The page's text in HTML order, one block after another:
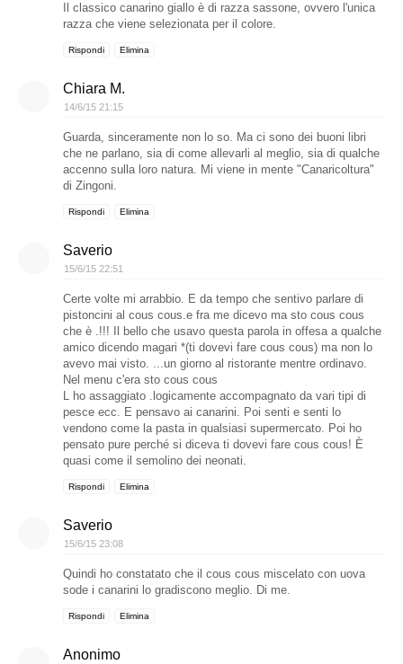
Il classico canarino giallo è di razza sassone, ovvero l'unica
razza che viene selezionata per il colore.
Rispondi Elimina
Chiara M.
14/6/15 21:15
Guarda, sinceramente non lo so. Ma ci sono dei buoni libri
che ne parlano, sia di come allevarli al meglio, sia di qualche
accenno sulla loro natura. Mi viene in mente "Canaricoltura"
di Zingoni.
Rispondi Elimina
Saverio
15/6/15 22:51
Certe volte mi arrabbio. E da tempo che sentivo parlare di
pistoncini al cous cous.e fra me dicevo ma sto cous cous
che è .!!! Il bello che usavo questa parola in offesa a qualche
amico dicendo magari *(ti dovevi fare cous cous) ma non lo
avevo mai visto. ...un giorno al ristorante mentre ordinavo.
Nel menu c'era sto cous cous
L ho assaggiato .logicamente accompagnato da vari tipi di
pesce ecc. E pensavo ai canarini. Poi senti e senti lo
vendono come la pasta in qualsiasi supermercato. Poi ho
pensato pure perché si diceva ti dovevi fare cous cous! È
quasi come il semolino dei neonati.
Rispondi Elimina
Saverio
15/6/15 23:08
Quindi ho constatato che il cous cous miscelato con uova
sode i canarini lo gradiscono meglio. Di me.
Rispondi Elimina
Anonimo